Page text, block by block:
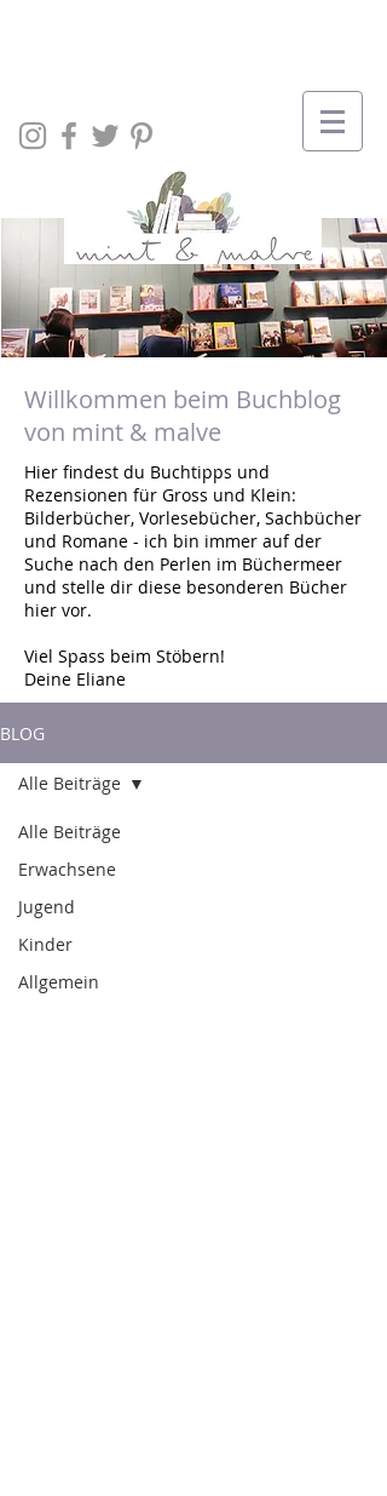
Willkommen beim Buchblog
von mint & malve
Hier findest du Buchtipps und
Rezensionen für Gross und Klein:
Bilderbücher, Vorlesebücher, Sachbücher
und Romane - ich bin immer auf der
Suche nach den Perlen im Büchermeer
und stelle dir diese besonderen Bücher
hier vor.
Viel Spass beim Stöbern!
Deine Eliane
BLOG
Alle Beiträge
Erwachsene
Jugend
Kinder
Allgemein
Alle Beiträge